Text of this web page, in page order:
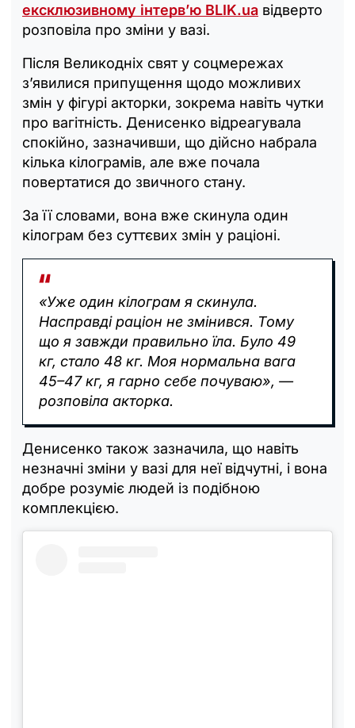
ексклюзивному інтерв’ю BLIK.ua відверто
розповіла про зміни у вазі.
Після Великодніх свят у соцмережах
з’явилися припущення щодо можливих
змін у фігурі акторки, зокрема навіть чутки
про вагітність. Денисенко відреагувала
спокійно, зазначивши, що дійсно набрала
кілька кілограмів, але вже почала
повертатися до звичного стану.
За її словами, вона вже скинула один
кілограм без суттєвих змін у раціоні.
«Уже один кілограм я скинула.
Насправді раціон не змінився. Тому
що я завжди правильно їла. Було 49
кг, стало 48 кг. Моя нормальна вага
45–47 кг, я гарно себе почуваю», —
розповіла акторка.
Денисенко також зазначила, що навіть
незначні зміни у вазі для неї відчутні, і вона
добре розуміє людей із подібною
комплекцією.